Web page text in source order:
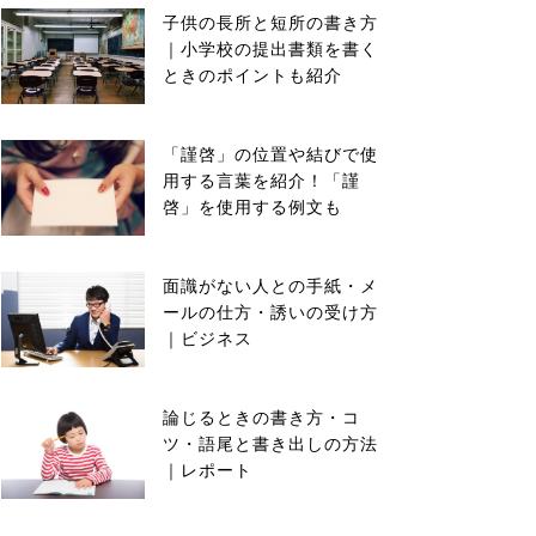
子供の長所と短所の書き方
｜小学校の提出書類を書く
ときのポイントも紹介
「謹啓」の位置や結びで使
用する言葉を紹介！「謹
啓」を使用する例文も
面識がない人との手紙・メ
ールの仕方・誘いの受け方
｜ビジネス
論じるときの書き方・コ
ツ・語尾と書き出しの方法
｜レポート